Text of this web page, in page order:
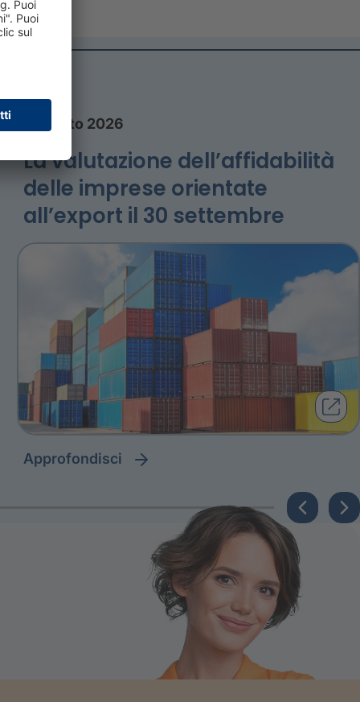
5 agosto 2026
La valutazione dell’affidabilità
delle imprese orientate
all’export il 30 settembre
approfondisci